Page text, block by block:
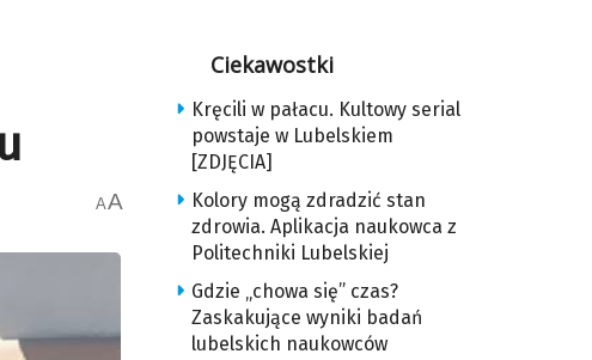
AA
Ciekawostki
Kręcili w pałacu. Kultowy serial
powstaje w Lubelskiem
[ZDJĘCIA]
Kolory mogą zdradzić stan
zdrowia. Aplikacja naukowca z
Politechniki Lubelskiej
Gdzie „chowa się” czas?
Zaskakujące wyniki badań
lubelskich naukowców